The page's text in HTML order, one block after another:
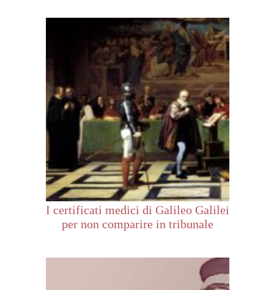
I certificati medici di Galileo Galilei
per non comparire in tribunale